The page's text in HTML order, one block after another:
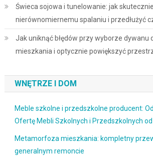
Świeca sojowa i tunelowanie: jak
nierównomiernemu spalaniu i przedłużyć
Jak uniknąć błędów przy wyborze dywanu
mieszkania i optycznie powiększyć
WNĘTRZE I DOM
Meble szkolne i przedszkolne producent:
Ofertę Mebli Szkolnych i Przedszkolnych
Metamorfoza mieszkania: kompletny
generalnym remoncie